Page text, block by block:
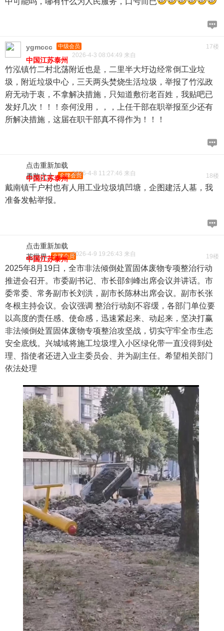
17楼
ygmccc 中级会员
2026-4-3 08:04:49 来自
中国江苏泰州
竹泓镇竹二村北荡附近也是，二里半大圩边经常倒工业垃
圾，附近垃圾中心，三天两头焚烧生活垃圾，举报了竹泓政
府无动于衷，不拿解决措施，只知道敷衍老百姓，我贴吧已
发好几次！！！奈何没用，，，上任干部在职举报至少还有
所解决措施，这届在职干部真不得作为！！！
点击重新加载
18楼
勇敢之士 金牌会员2026-4-8 11:27:46 来自
中国江苏泰州
戴南镇千户村也有人用工业垃圾填凹塘，企图建活人墓，我
准备发帖举报。
点击重新加载
19楼
花世界 金牌会员2026-4-9 19:26:43 来自
中国江苏泰州
2025年8月19日，全市非法倾倒处置固体废物专项整治行动
推进会召开。市委副书记、市长邵剑峰出席会议并讲话。市
委常委、常务副市长刘洪，副市长陈林出席会议。副市长张
冬根主持会议。会议强调 整治行动刻不容缓，各部门单位要
以高度的责任感、使命感，迅速紧起来、动起来，坚决打赢
非法倾倒处置固体废物专项整治攻坚战，切实守牢全市生态
安全底线。兴城域将施工垃圾埋入小区绿化带一直没得到处
理、指使者还进入业主委员会、并为副主任。希望相关部门
依法处理